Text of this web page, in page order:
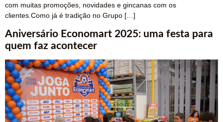
com muitas promoções, novidades e gincanas com os
clientes.Como já é tradição no Grupo […]
Aniversário Economart 2025: uma festa para
quem faz acontecer